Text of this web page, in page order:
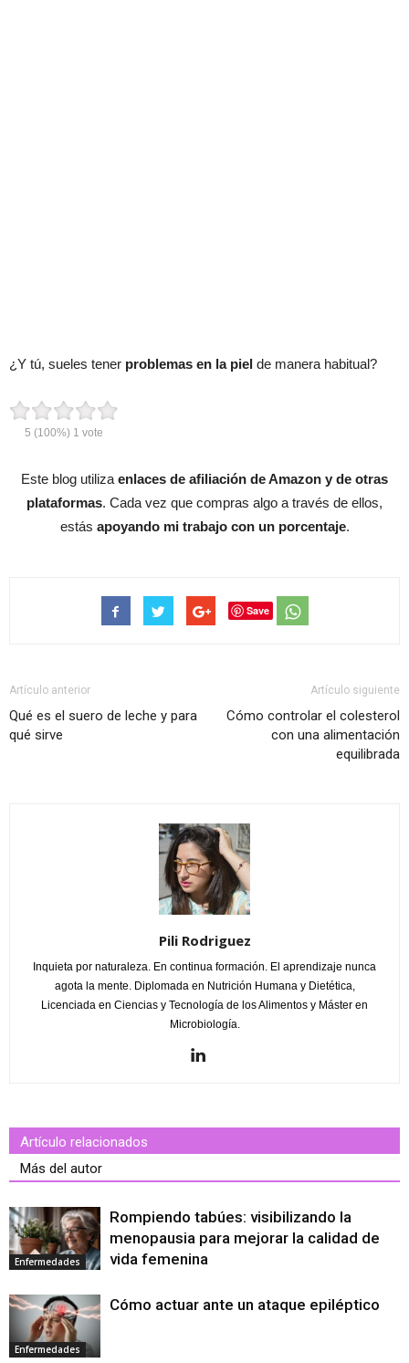
¿Y tú, sueles tener problemas en la piel de manera habitual?
5 (100%) 1 vote
Este blog utilizaenlaces de afiliación de Amazon y de otras
plataformas. Cada vez que compras algo a través de ellos,
estás apoyando mi trabajo con un porcentaje.
Save
Artículo anterior
Qué es el suero de leche y para
qué sirve
Artículo siguiente
Cómo controlar el colesterol
con una alimentación
equilibrada
Pili Rodriguez
Inquieta por naturaleza. En continua formación. El aprendizaje nunca
agota la mente. Diplomada en Nutrición Humana y Dietética,
Licenciada en Ciencias y Tecnología de los Alimentos y Máster en
Microbiología.
Artículo relacionados
Más del autor
Enfermedades
Rompiendo tabúes: visibilizando la
menopausia para mejorar la calidad de
vida femenina
Enfermedades
Cómo actuar ante un ataque epiléptico